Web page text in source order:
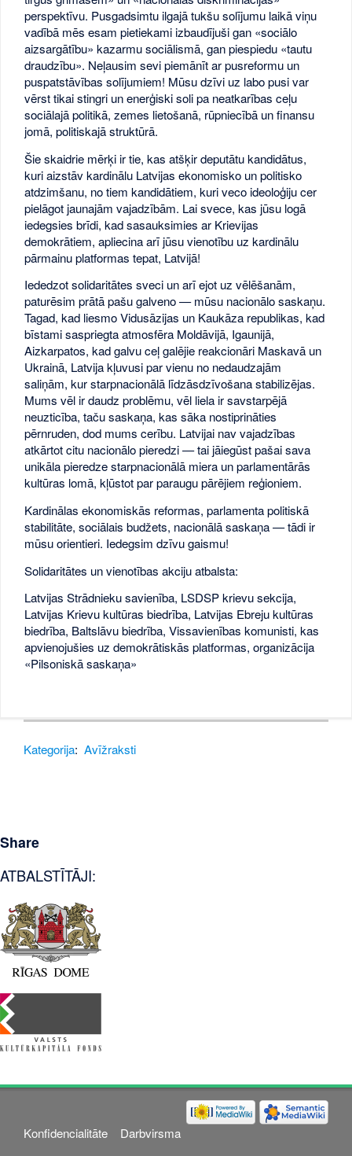
perspektīvu. Pusgadsimtu ilgajā tukšu solījumu laikā viņu
vadībā mēs esam pietiekami izbaudījuši gan «sociālo
aizsargātību» kazarmu sociālismā, gan piespiedu «tautu
draudzību». Neļausim sevi piemānīt ar pusreformu un
puspatstāvības solījumiem! Mūsu dzīvi uz labo pusi var
vērst tikai stingri un enerģiski soli pa neatkarības ceļu
sociālajā politikā, zemes lietošanā, rūpniecībā un finansu
jomā, politiskajā struktūrā.
Šie skaidrie mērķi ir tie, kas atšķir deputātu kandidātus,
kuri aizstāv kardinālu Latvijas ekonomisko un politisko
atdzimšanu, no tiem kandidātiem, kuri veco ideoloģiju cer
pielāgot jaunajām vajadzībām. Lai svece, kas jūsu logā
iedegsies brīdi, kad sasauksimies ar Krievijas
demokrātiem, apliecina arī jūsu vienotību uz kardinālu
pārmainu platformas tepat, Latvijā!
Iededzot solidaritātes sveci un arī ejot uz vēlēšanām,
paturēsim prātā pašu galveno — mūsu nacionālo saskaņu.
Tagad, kad liesmo Vidusāzijas un Kaukāza republikas, kad
bīstami saspriegta atmosfēra Moldāvijā, Igaunijā,
Aizkarpatos, kad galvu ceļ galējie reakcionāri Maskavā un
Ukrainā, Latvija kļuvusi par vienu no nedaudzajām
saliņām, kur starpnacionālā līdzāsdzīvošana stabilizējas.
Mums vēl ir daudz problēmu, vēl liela ir savstarpējā
neuzticība, taču saskaņa, kas sāka nostiprināties
pērnruden, dod mums cerību. Latvijai nav vajadzības
atkārtot citu nacionālo pieredzi — tai jāiegūst pašai sava
unikāla pieredze starpnacionālā miera un parlamentārās
kultūras lomā, kļūstot par paraugu pārējiem reģioniem.
Kardinālas ekonomiskās reformas, parlamenta politiskā
stabilitāte, sociālais budžets, nacionālā saskaņa — tādi ir
mūsu orientieri. Iedegsim dzīvu gaismu!
Solidaritātes un vienotības akciju atbalsta:
Latvijas Strādnieku savienība, LSDSP krievu sekcija,
Latvijas Krievu kultūras biedrība, Latvijas Ebreju kultūras
biedrība, Baltslāvu biedrība, Vissavienības komunisti, kas
apvienojušies uz demokrātiskās platformas, organizācija
«Pilsoniskā saskaņa»
Kategorija: Avīžraksti
Share
ATBALSTĪTĀJI:
Konfidencialitāte
Darbvirsma